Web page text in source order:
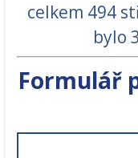
celkem 494
bylo
Formulář